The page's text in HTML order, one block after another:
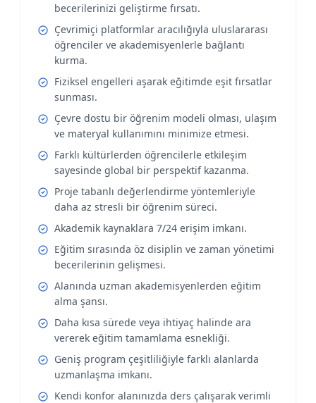
becerilerinizi geliştirme fırsatı.
Çevrimiçi platformlar aracılığıyla uluslararası
öğrenciler ve akademisyenlerle bağlantı
kurma.
Fiziksel engelleri aşarak eğitimde eşit fırsatlar
sunması.
Çevre dostu bir öğrenim modeli olması, ulaşım
ve materyal kullanımını minimize etmesi.
Farklı kültürlerden öğrencilerle etkileşim
sayesinde global bir perspektif kazanma.
Proje tabanlı değerlendirme yöntemleriyle
daha az stresli bir öğrenim süreci.
Akademik kaynaklara 7/24 erişim imkanı.
Eğitim sırasında öz disiplin ve zaman yönetimi
becerilerinin gelişmesi.
Alanında uzman akademisyenlerden eğitim
alma şansı.
Daha kısa sürede veya ihtiyaç halinde ara
vererek eğitim tamamlama esnekliği.
Geniş program çeşitliliğiyle farklı alanlarda
uzmanlaşma imkanı.
Kendi konfor alanınızda ders çalışarak verimli